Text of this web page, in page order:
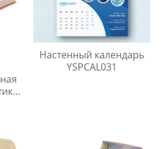
Настенный календарь
YSPCAL031